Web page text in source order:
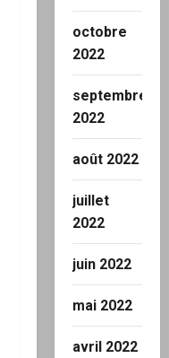
octobre
2022
septembre
2022
août 2022
juillet
2022
juin 2022
mai 2022
avril 2022